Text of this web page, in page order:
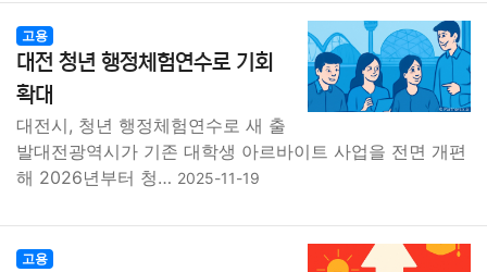
고용
대전 청년 행정체험연수로 기회
확대
대전시, 청년 행정체험연수로 새 출
발대전광역시가 기존 대학생 아르바이트 사업을 전면 개편
해 2026년부터 청… 2025-11-19
고용